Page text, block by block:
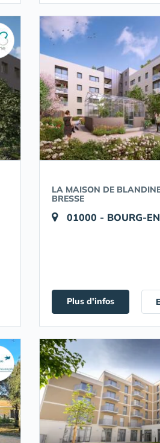
LA MAISON DE
BRESSE
01000 - BOURG-
Plus d'infos